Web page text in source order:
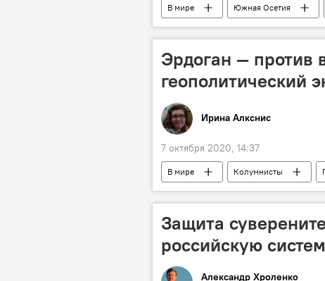
В мире Южная Осетия
Эрдоган — против
геополитический
Ирина Алкснис
7 октября 2020, 14:37
В мире Колумнисты
Защита
российскую
Александр Хроленко